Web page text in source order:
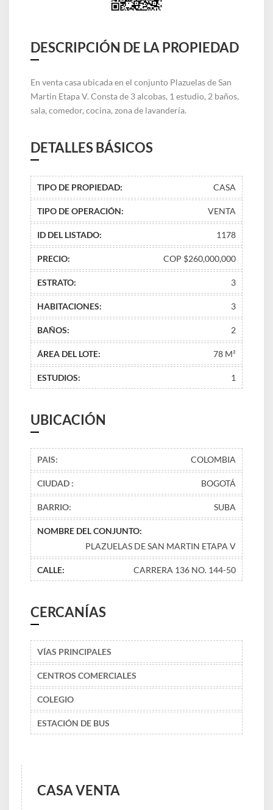
DESCRIPCIÓN DE LA PROPIEDAD
En venta casa ubicada en el conjunto Plazuelas de San
Martin Etapa V. Consta de 3 alcobas, 1 estudio, 2 baños,
sala, comedor, cocina, zona de lavandería.
DETALLES BÁSICOS
TIPO DE PROPIEDAD: CASA
TIPO DE OPERACIÓN: VENTA
ID DEL LISTADO: 1178
PRECIO: COP $260,000,000
ESTRATO: 3
HABITACIONES: 3
BAÑOS: 2
ÁREA DEL LOTE: 78 M²
ESTUDIOS: 1
UBICACIÓN
PAIS: COLOMBIA
CIUDAD : BOGOTÁ
BARRIO: SUBA
NOMBRE DEL CONJUNTO:
PLAZUELAS DE SAN MARTIN ETAPA V
CALLE: CARRERA 136 NO. 144-50
CERCANÍAS
VÍAS PRINCIPALES
CENTROS COMERCIALES
COLEGIO
ESTACIÓN DE BUS
CASAVENTA